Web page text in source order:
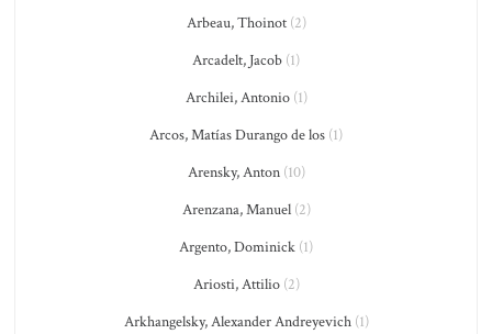
Arbeau, Thoinot(2)
Arcadelt, Jacob (1)
Archilei, Antonio(1)
Arcos, Matías Durango de los (1)
Arensky, Anton(10)
Arenzana, Manuel(2)
Argento, Dominick (1)
Ariosti, Attilio(2)
Arkhangelsky, Alexander Andreyevich(1)